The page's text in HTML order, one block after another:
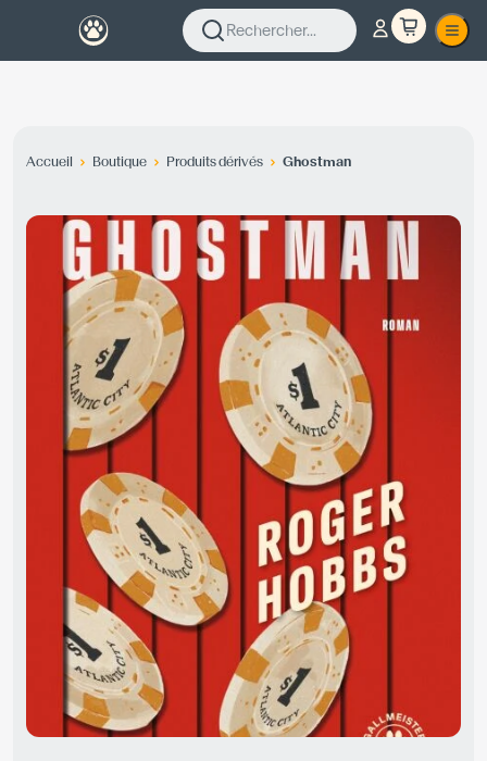
Rechercher...
Accueil Boutique Produits dérivés Ghostman